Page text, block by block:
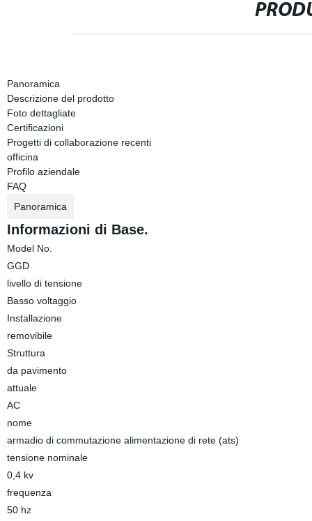
Panoramica
Descrizione del prodotto
Foto dettagliate
Certificazioni
Progetti di collaborazione recenti
officina
Profilo aziendale
FAQ
Panoramica
Informazioni di Base.
Model No.
GGD
livello di tensione
Basso voltaggio
Installazione
removibile
Struttura
da pavimento
attuale
AC
nome
armadio di commutazione alimentazione di rete (ats)
tensione nominale
0,4 kv
frequenza
50 hz